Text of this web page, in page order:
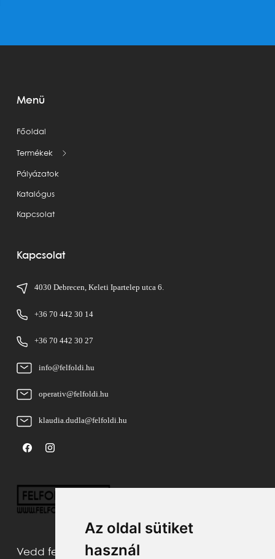
Az oldal sütiket
használ
Menü
Főoldal
Termékek
Pályázatok
Katalógus
Kapcsolat
Kapcsolat
4030 Debrecen, Keleti Ipartelep utca 6.
+36 70 442 30 14
+36 70 442 30 27
info@felfoldi.hu
operativ@felfoldi.hu
klaudia.dudla@felfoldi.hu
Vedd fel velünk a kapcsolatot